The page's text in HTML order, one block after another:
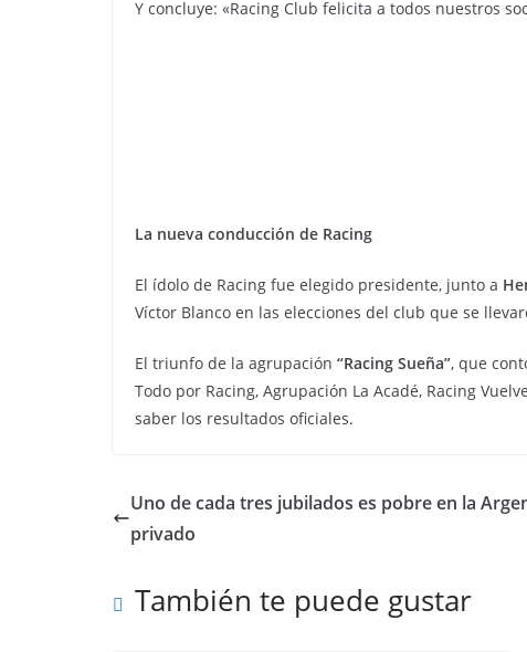
Y concluye: «Racing Club felicita a todos nuestros
La nueva conducción de Racing
El ídolo de Racing fue elegido presidente, junto a
Víctor Blanco en las elecciones del club que se
El triunfo de la agrupación “Racing Sueña”, que
Todo por Racing, Agrupación La Acadé, Racing
saber los resultados oficiales.
Uno de cada tres jubilados es pobre en la
privado
También te puede gustar